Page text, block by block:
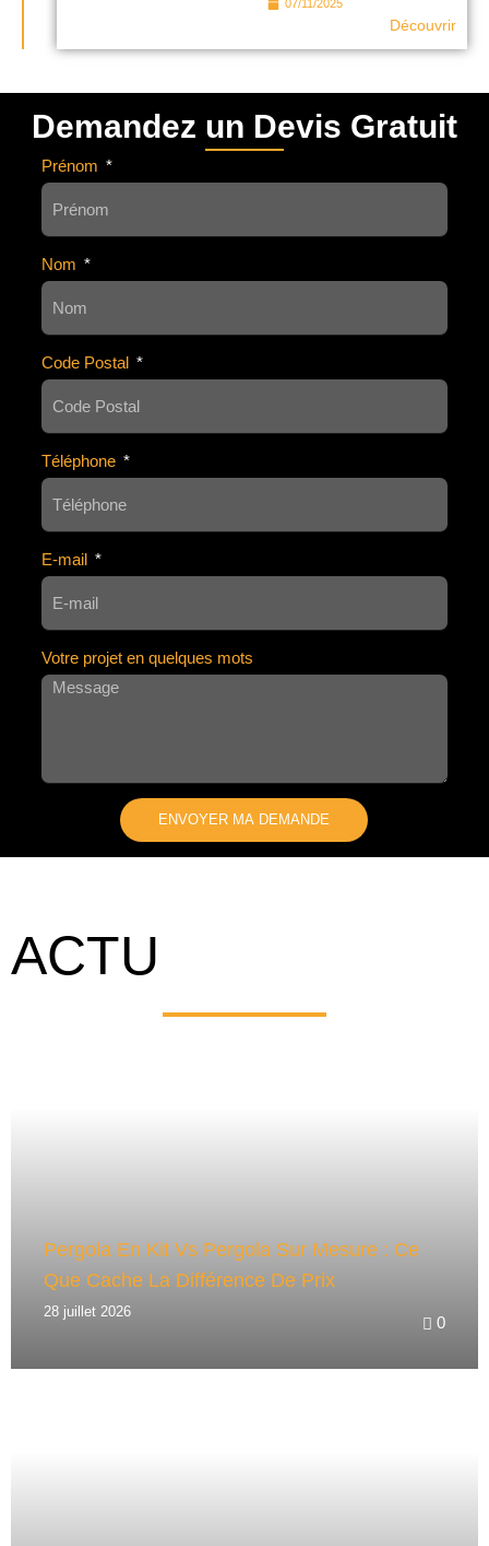
07/11/2025
Découvrir
Demandez un Devis Gratuit
Prénom
Nom
Code Postal
Téléphone
E-mail
Votre projet en quelques mots
ENVOYER MA DEMANDE
A
R
ACTU
Pergola En Kit Vs Pergola Sur Mesure : Ce
Que Cache La Différence De Prix
28 juillet 2026
0